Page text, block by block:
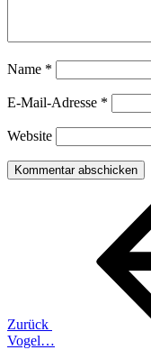
Name *
E-Mail-Adresse *
Website
Zurück
Vogel…